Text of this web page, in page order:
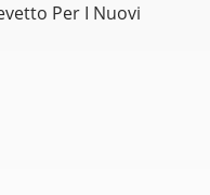
Per I Nuovi